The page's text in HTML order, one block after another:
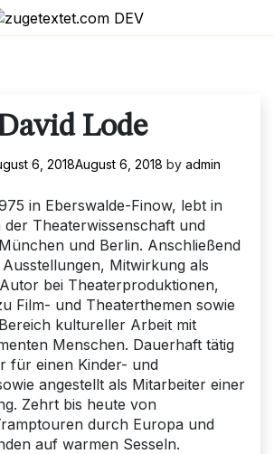
Lode
6, 2018August 6, 2018 by admin
in Eberswalde-Finow, lebt in
der Theaterwissenschaft und
und Berlin. Anschließend
Mitwirkung als
bei Theaterproduktionen,
Film- und Theaterthemen sowie
kultureller Arbeit mit
Menschen. Dauerhaft tätig
für einen Kinder- und
angestellt als Mitarbeiter einer
Zehrt bis heute von
durch Europa und
auf warmen Sesseln.